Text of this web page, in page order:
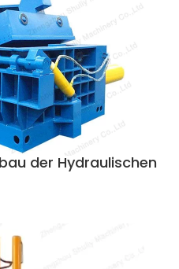
der Hydraulischen